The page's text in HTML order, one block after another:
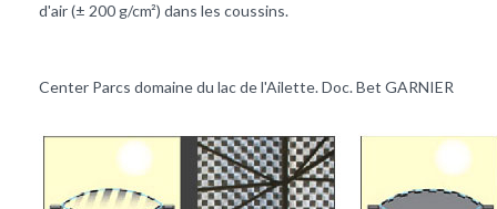
d'air (± 200 g/cm²) dans les coussins.
Center Parcs domaine du lac de l'Ailette. Doc. Bet GARNIER